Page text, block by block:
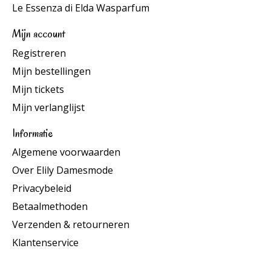
Le Essenza di Elda Wasparfum
Mijn account
Registreren
Mijn bestellingen
Mijn tickets
Mijn verlanglijst
Informatie
Algemene voorwaarden
Over Elily Damesmode
Privacybeleid
Betaalmethoden
Verzenden & retourneren
Klantenservice